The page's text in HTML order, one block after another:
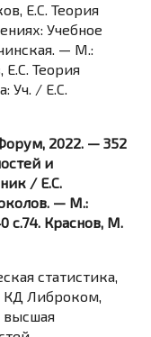
Е.С. Теория
Учебное
— М.:
Теория
Уч. / Е.С.
2022. — 352
и
/ Е.С.
— М.:
Краснов, М.
статистика,
КД Либроком,
высшая